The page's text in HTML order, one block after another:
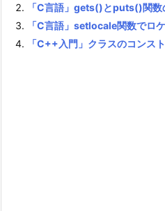
「C言語」gets()とputs()関数
「C言語」setlocale関数でロ
「C++入門」クラスのコンス